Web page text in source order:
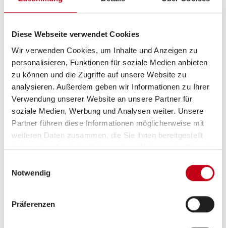
Diese Webseite verwendet Cookies
Wir verwenden Cookies, um Inhalte und Anzeigen zu
personalisieren, Funktionen für soziale Medien anbieten
zu können und die Zugriffe auf unsere Website zu
analysieren. Außerdem geben wir Informationen zu Ihrer
Verwendung unserer Website an unsere Partner für
soziale Medien, Werbung und Analysen weiter. Unsere
Partner führen diese Informationen möglicherweise mit
weiteren Daten zusammen, die Sie ihnen bereitgestellt
haben oder die sie im Rahmen Ihrer Nutzung der Dienste
Notwendig
Präferenzen
Was wir bieten
Ein außergewöhnlich abwechslungsreiches
Aufgabengebiet und ein moderner, sicherer
Arbeitsplatz
Geregelte Arbeitszeiten ohne Wochenendarbeit
Vielfältige Weiterbildungsmöglichkeiten
Zusammenarbeit großschreibt